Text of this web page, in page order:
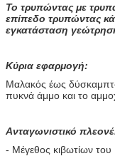
Το τρυπώντας με
επίπεδο τρυπώντας
εγκατάσταση
Κύρια εφαρμογή:
Μαλακός έως
πυκνά άμμο και το
Ανταγωνιστικό
- Μέγεθος κιβωτίων